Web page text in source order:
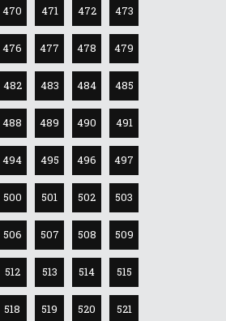
470 471 472 473
476 477 478 479
482 483 484 485
488 489 490 491
494 495 496 497
500 501 502 503
506 507 508 509
512 513 514 515
518 519 520 521